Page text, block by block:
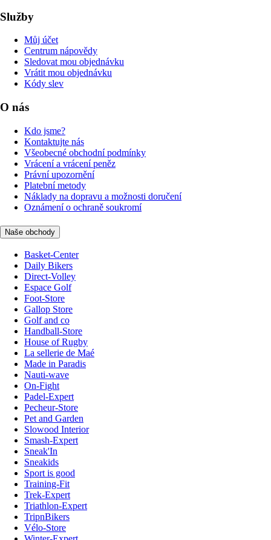
Služby
Můj účet
Centrum nápovědy
Sledovat mou objednávku
Vrátit mou objednávku
Kódy slev
O nás
Kdo jsme?
Kontaktujte nás
Všeobecné obchodní podmínky
Vrácení a vrácení peněz
Právní upozornění
Platební metody
Náklady na dopravu a možnosti doručení
Oznámení o ochraně soukromí
Naše obchody
Basket-Center
Daily Bikers
Direct-Volley
Espace Golf
Foot-Store
Gallop Store
Golf and co
Handball-Store
House of Rugby
La sellerie de Maé
Made in Paradis
Nauti-wave
On-Fight
Padel-Expert
Pecheur-Store
Pet and Garden
Slowood Interior
Smash-Expert
Sneak'In
Sneakids
Sport is good
Training-Fit
Trek-Expert
Triathlon-Expert
TripnBikers
Vélo-Store